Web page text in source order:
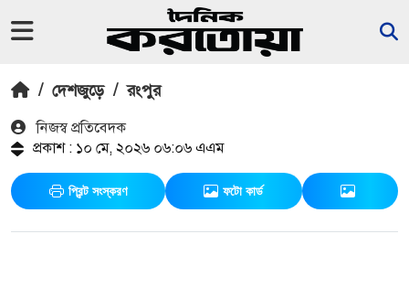
/ দেশজুড়ে / রংপুর
নিজস্ব প্রতিবেদক
প্রকাশ : ১০ মে, ২০২৬ ০৬:০৬ এএম
প্রিন্ট সংস্করণ ফটো কার্ড